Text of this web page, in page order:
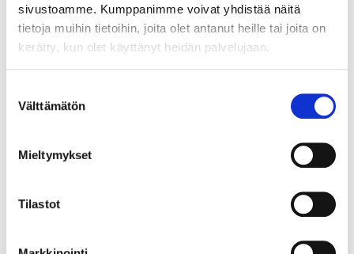
sivustoamme. Kumppanimme voivat yhdistää näitä
tietoja muihin tietoihin, joita olet antanut heille tai joita on
kerätty, kun olet käyttänyt heidän palvelujaan.
valinta
Välttämätön
Mieltymykset
Tilastot